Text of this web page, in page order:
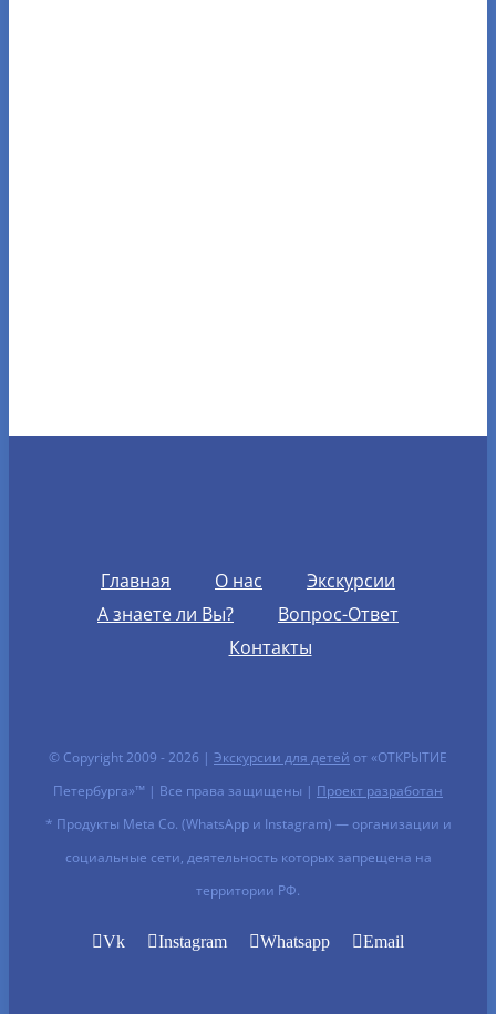
Главная О нас
Экскурсии
А знаете ли Вы?
Вопрос-Ответ
Контакты
© Copyright 2009 - 2026 | Экскурсии для детей от «ОТКРЫТИЕ
Петербурга»™ | Все права защищены | Проект разработан
* Продукты Meta Co. (WhatsApp и Instagram) — организации и
социальные сети, деятельность которых запрещена на
территории РФ.
Vk Instagram Whatsapp Email